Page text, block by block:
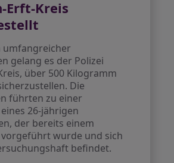
Erft-Kreis
umfangreicher
gelang es der Polizei
über 500 Kilogramm
Die
führten zu einer
26-jährigen
der bereits einem
wurde und sich
befindet.